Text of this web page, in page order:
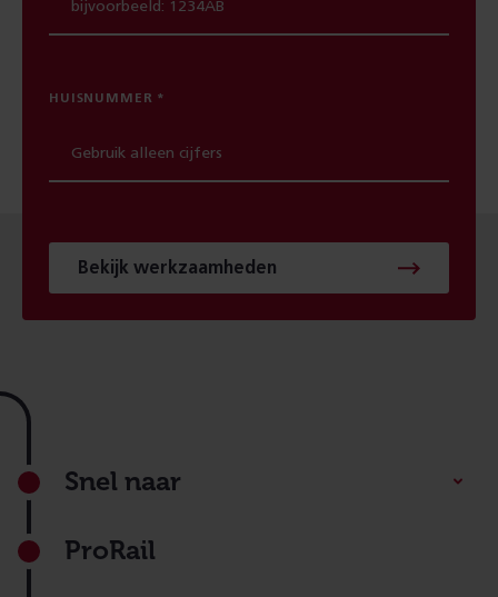
HUISNUMMER
Bekijk werkzaamheden
Footer
Snel naar
ProRail